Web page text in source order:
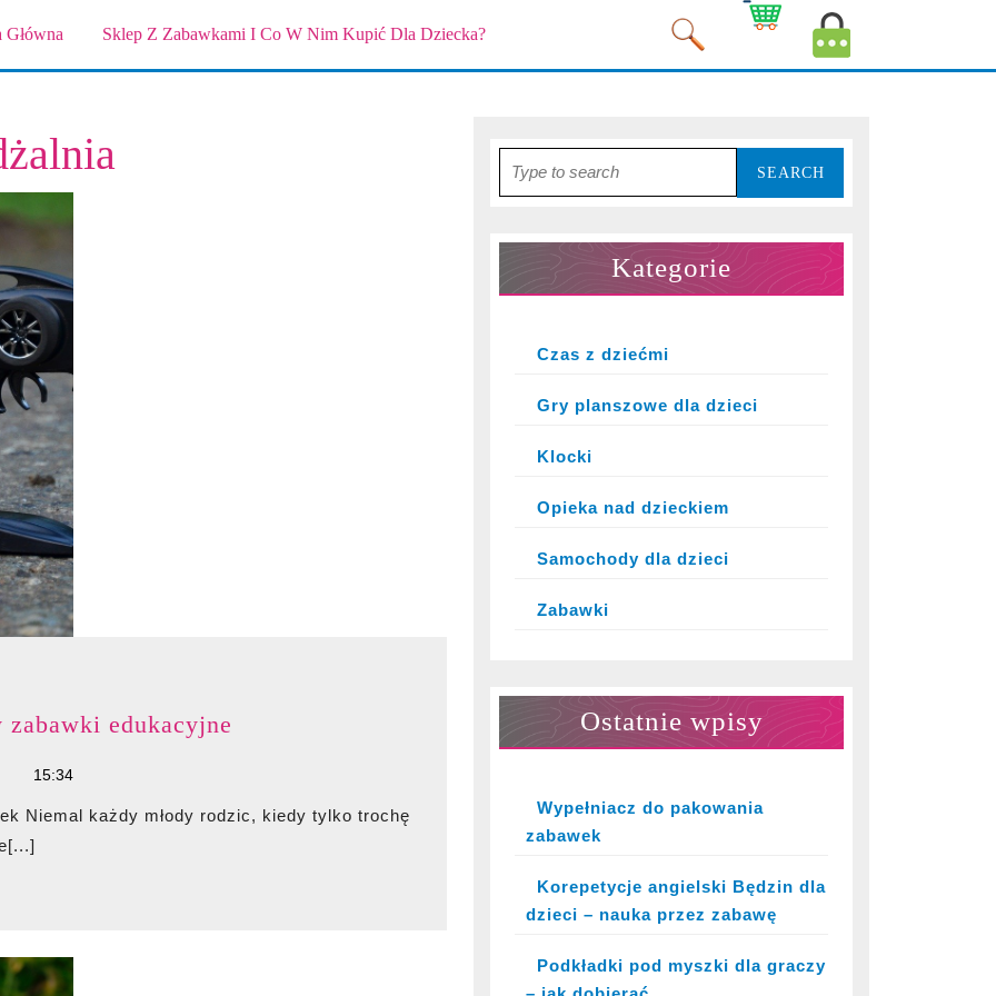
Główna Sklep Z Zabawkami I Co W Nim Kupić Dla Dziecka?
Cart
Image
zabawki edukacyjne
czy
15:34
for:
Kategorie
Czas z dziećmi
Gry planszowe dla dzieci
Klocki
Opieka nad dzieckiem
Samochody dla dzieci
Zabawki
Ostatnie wpisy
Wypełniacz do pakowania
zabawek
Korepetycje angielski Będzin dla
dzieci – nauka przez zabawę
Podkładki pod myszki dla graczy